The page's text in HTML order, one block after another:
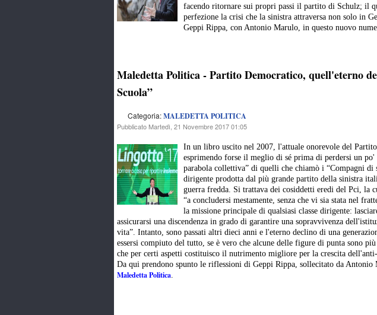
facendo ritornare sui propri passi il partito di Schulz; il
perfezione la crisi che la sinistra attraversa non solo in
Geppi Rippa, con Antonio Marulo, in questo nuovo
Maledetta Politica - Partito Democratico, quell'eterno
Scuola”
Categoria:MALEDETTA POLITICA
Pubblicato Martedì, 21 Novembre 2017 01:05
In un libro uscito nel 2007, l'attuale onorevole del
esprimendo forse il meglio di sé prima di perdersi un po'
parabola collettiva” di quelli che chiamò i “Compagni di
dirigente prodotta dal più grande partito della sinistra
guerra fredda. Si trattava dei cosiddetti eredi del Pci, la
“a concludersi mestamente, senza che vi sia stata nel
la missione principale di qualsiasi classe dirigente:
assicurarsi una discendenza in grado di garantire una sopravvivenza
vita”. Intanto, sono passati altri dieci anni e l'eterno declino di una
essersi compiuto del tutto, se è vero che alcune delle figure di punta sono
che per certi aspetti costituisco il nutrimento migliore per la crescita
Da qui prendono spunto le riflessioni di Geppi Rippa, sollecitato da
Maledetta Politica.